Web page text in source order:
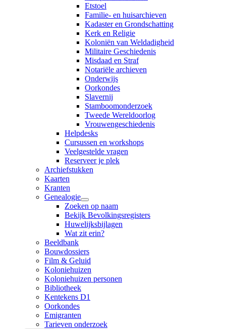
Etstoel
Familie- en huisarchieven
Kadaster en Grondschatting
Kerk en Religie
Koloniën van Weldadigheid
Militaire Geschiedenis
Misdaad en Straf
Notariële archieven
Onderwijs
Oorkondes
Slavernij
Stamboomonderzoek
Tweede Wereldoorlog
Vrouwengeschiedenis
Helpdesks
Cursussen en workshops
Veelgestelde vragen
Reserveer je plek
Archiefstukken
Kaarten
Kranten
Genealogie
Zoeken op naam
Bekijk Bevolkingsregisters
Huwelijksbijlagen
Wat zit erin?
Beeldbank
Bouwdossiers
Film & Geluid
Koloniehuizen
Koloniehuizen personen
Bibliotheek
Kentekens D1
Oorkondes
Emigranten
Tarieven onderzoek